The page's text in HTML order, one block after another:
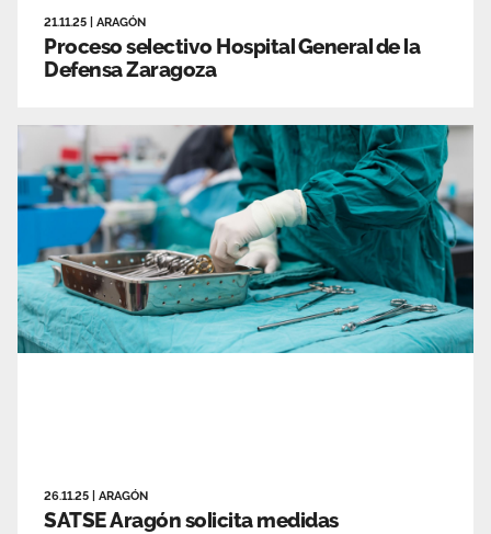
21.11.25 ARAGÓN
Proceso selectivo Hospital General de la
Defensa Zaragoza
26.11.25 ARAGÓN
SATSE Aragón solicita medidas